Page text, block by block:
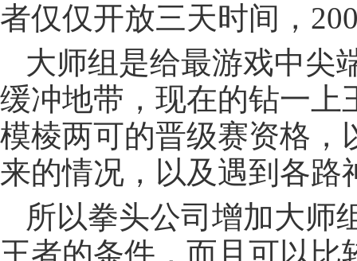
者仅仅开放三天时间，
大师组是给最游戏中尖
缓冲地带，现在的钻一上
模棱两可的晋级赛资格，
来的情况，以及遇到各路
所以拳头公司增加大师
王者的条件，而且可以